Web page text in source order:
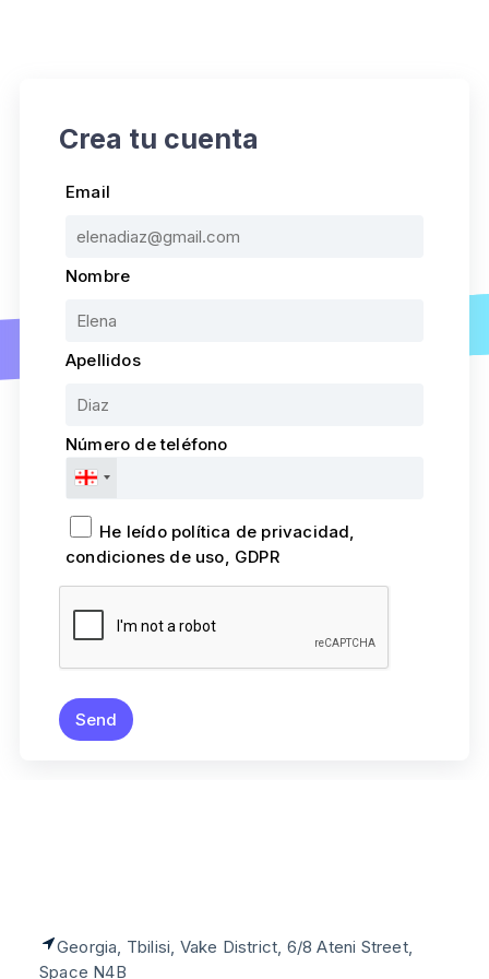
Crea tu cuenta
Email
Nombre
Apellidos
Número de teléfono
He leído política de privacidad,
condiciones de uso, GDPR
Georgia, Tbilisi, Vake District, 6/8 Ateni Street,
Space N4B